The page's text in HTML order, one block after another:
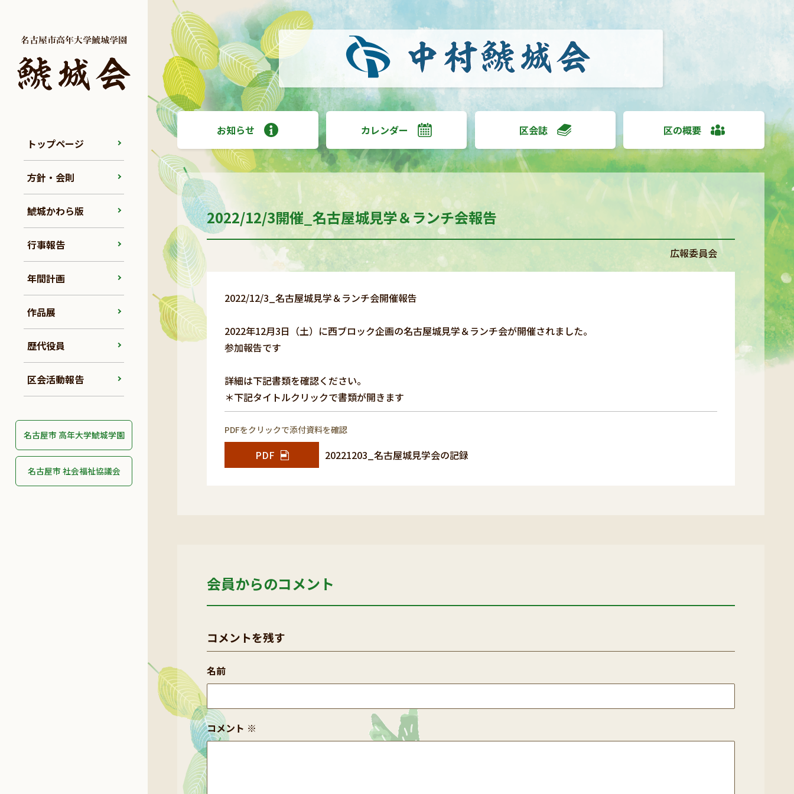
トップページ
方針・会則
鯱城かわら版
行事報告
年間計画
作品展
歴代役員
区会活動報告
名古屋市 高年大学鯱城学園
名古屋市 社会福祉協議会
お知らせ カレンダー 区会誌 区の概要
2022/12/3開催_名古屋城見学＆ランチ会報告
広報委員会
2022/12/3_名古屋城見学＆ランチ会開催報告
2022年12月3日（土）に西ブロック企画の名古屋城見学＆ランチ会が開催されました。
参加報告です
詳細は下記書類を確認ください。
＊下記タイトルクリックで書類が開きます
PDFをクリックで添付資料を確認
PDF 20221203_名古屋城見学会の記録
会員からのコメント
コメントを残す
コメント ※
名前